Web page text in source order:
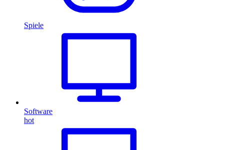
Spiele
Software
hot